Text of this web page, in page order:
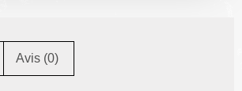
Avis (0)